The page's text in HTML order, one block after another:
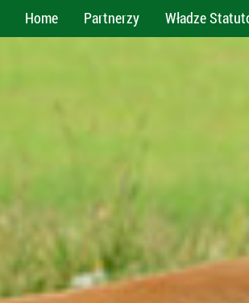
Home Partnerzy Władze